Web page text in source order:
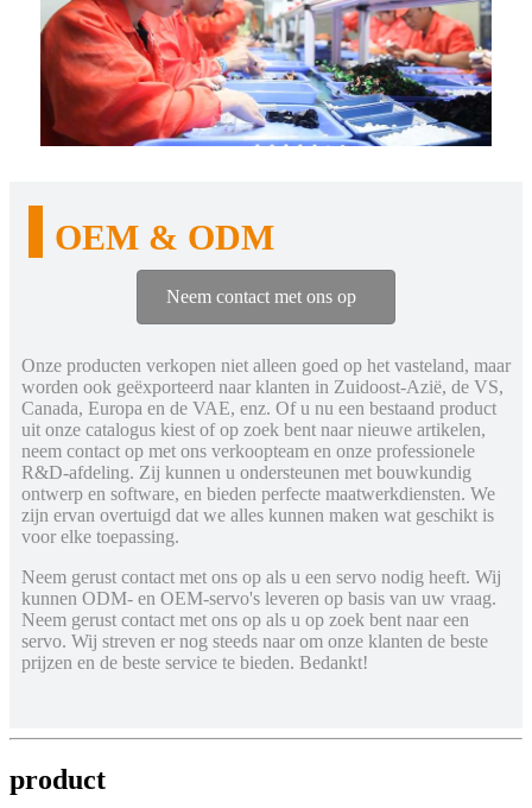
OEM & ODM
Neem contact met ons op
Onze producten verkopen niet alleen goed op het vasteland, maar
worden ook geëxporteerd naar klanten in Zuidoost-Azië, de VS,
Canada, Europa en de VAE, enz. Of u nu een bestaand product
uit onze catalogus kiest of op zoek bent naar nieuwe artikelen,
neem contact op met ons verkoopteam en onze professionele
R&D-afdeling. Zij kunnen u ondersteunen met bouwkundig
ontwerp en software, en bieden perfecte maatwerkdiensten. We
zijn ervan overtuigd dat we alles kunnen maken wat geschikt is
voor elke toepassing.
Neem gerust contact met ons op als u een servo nodig heeft. Wij
kunnen ODM- en OEM-servo's leveren op basis van uw vraag.
Neem gerust contact met ons op als u op zoek bent naar een
servo. Wij streven er nog steeds naar om onze klanten de beste
prijzen en de beste service te bieden. Bedankt!
product